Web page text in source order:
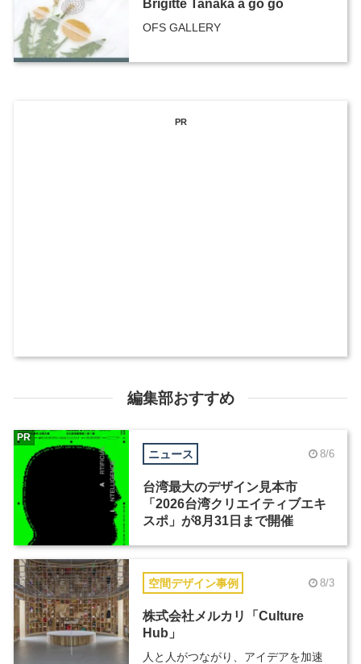
Brigitte Tanaka ā go go
OFS GALLERY
PR
編集部おすすめ
ニュース 8/6
台湾最大のデザイン見本市
「2026台湾クリエイティブエキ
スポ」が8月31日まで開催
PR
空間デザイン事例 8/3
株式会社メルカリ「Culture
Hub」
人と人がつながり、アイデアを加速